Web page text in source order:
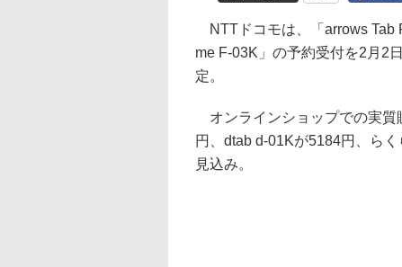
NTTドコモは、「arrows Tab
me F-03K」の予約受付を2月2
定。
オンラインショップでの実質
円、dtab d-01Kが5184円、ら
見込み。